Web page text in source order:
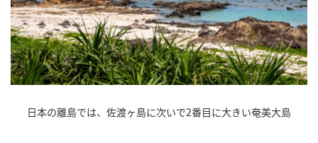
日本の離島では、佐渡ヶ島に次いで2番目に大きい奄美大島